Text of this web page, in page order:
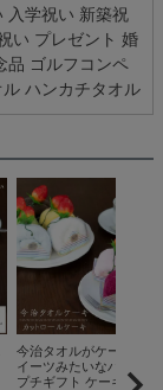
入学祝い 新築祝
い プレゼント 婚
品 ゴルフコンペ
ハンカチタオル
今治タオルがケーキに♪
イーツみたいなハンカチ
プチギフト ケーキタオル